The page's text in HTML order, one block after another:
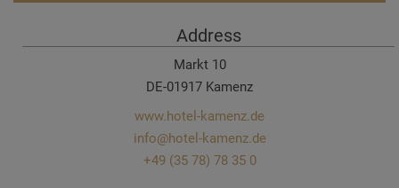
Address
Markt 10
DE-01917 Kamenz
www.hotel-kamenz.de
info@hotel-kamenz.de
+49 (35 78) 78 35 0